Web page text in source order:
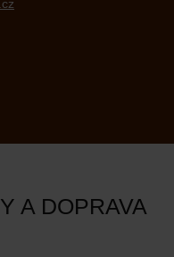
A DOPRAVA